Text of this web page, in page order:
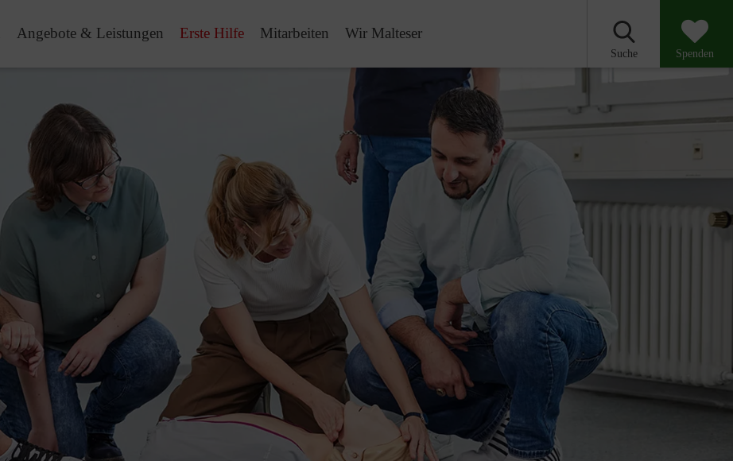
Angebote & Leistungen Erste Hilfe Mitarbeiten Wir Malteser
Suche Spenden